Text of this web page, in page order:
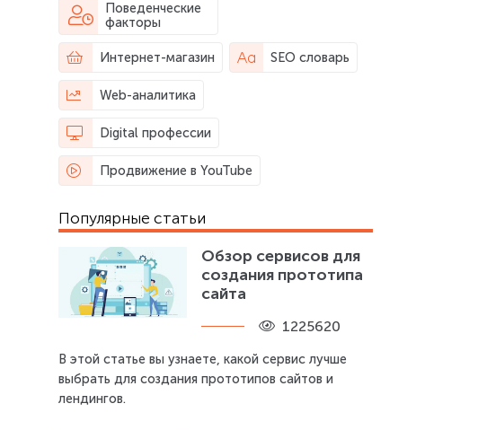
Поведенческие
факторы
Интернет-магазин
Digital профессии
Продвижение в YouTube
Web-аналитика
SEO словарь
Популярные статьи
Обзор сервисов для
создания прототипа
сайта
1225620
В этой статье вы узнаете, какой сервис лучше
выбрать для создания прототипов сайтов и
лендингов.